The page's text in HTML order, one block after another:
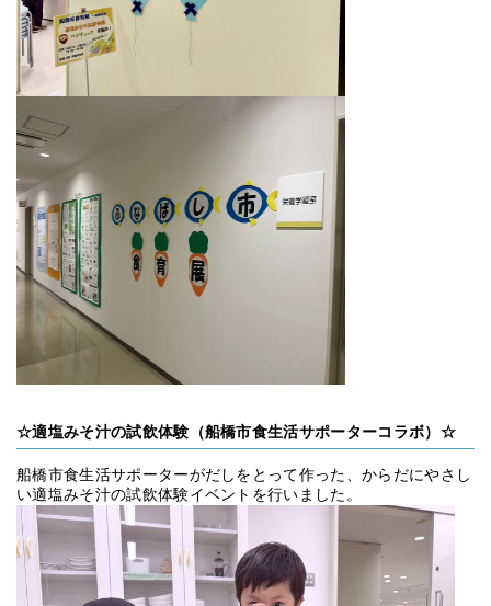
☆適塩みそ汁の試飲体験（船橋市食生活サポーターコラボ） ☆
船橋市食生活サポーターがだしをとって作った、からだにやさし
い適塩みそ汁の試飲体験イベントを行いました。